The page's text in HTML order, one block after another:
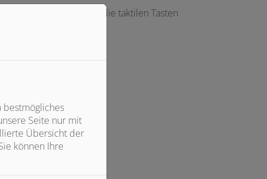
seifigen Händen über die taktilen Tasten
bestmögliches
Seite nur mit
Übersicht der
können Ihre